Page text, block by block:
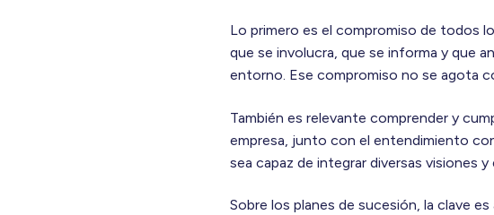
Lo primero es el compromiso de todos
que se involucra, que se informa y que
entorno. Ese compromiso no se agota
También es relevante comprender y
empresa, junto con el entendimiento
sea capaz de integrar diversas visiones
Sobre los planes de sucesión, la clave